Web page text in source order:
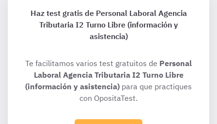
Haz test gratis de Personal Laboral Agencia
Tributaria I2 Turno Libre (información y
asistencia)
Te facilitamos varios test gratuitos de Personal
Laboral Agencia Tributaria I2 Turno Libre
(información y asistencia) para que practiques
con OpositaTest.